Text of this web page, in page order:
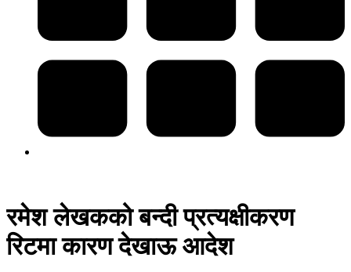
रमेश लेखकको बन्दी प्रत्यक्षीकरण
रिटमा कारण देखाऊ आदेश